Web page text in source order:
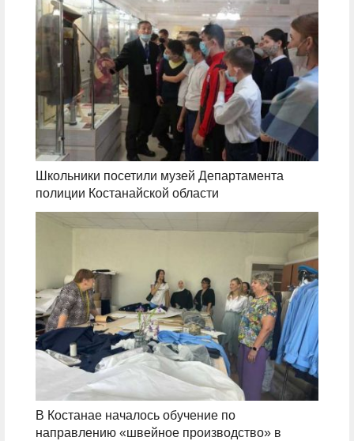
Школьники посетили музей Департамента
полиции Костанайской области
В Костанае началось обучение по
направлению «швейное производство» в